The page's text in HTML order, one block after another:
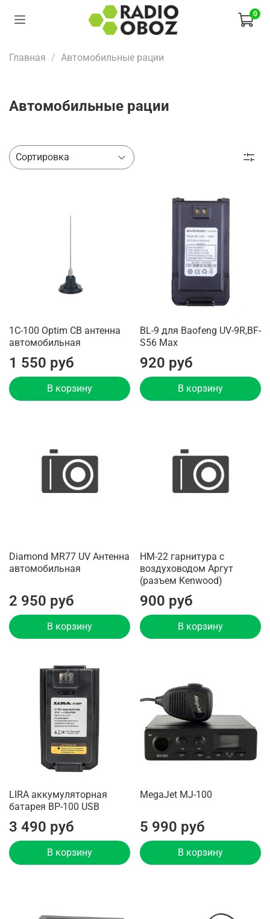
0
Главная Автомобильные рации
Автомобильные рации
1C-100 Optim CB антенна
автомобильная
1 550 руб
В корзину
BL-9 для Baofeng UV-9R,BF-
S56 Max
920 руб
В корзину
Diamond MR77 UV Антенна
автомобильная
2 950 руб
В корзину
HM-22 гарнитура с
воздуховодом Aргут
(разъем Kenwood)
900 руб
В корзину
LIRA аккумуляторная
батарея BP-100 USB
3 490 руб
В корзину
MegaJet MJ-100
5 990 руб
В корзину